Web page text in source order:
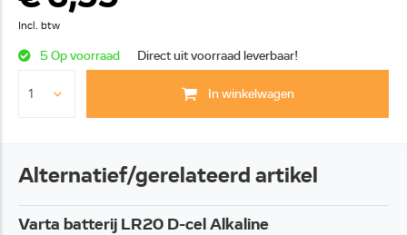
Incl. btw
5 Op voorraad Direct uit voorraad leverbaar!
In winkelwagen
Alternatief/gerelateerd artikel
Varta batterij LR20 D-cel Alkaline